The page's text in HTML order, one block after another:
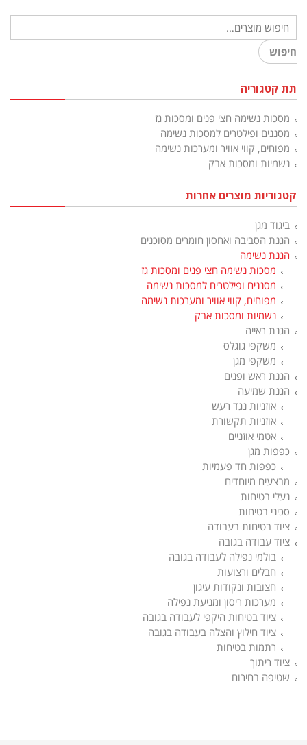
חיפוש
תת קטגוריה
מסכות נשימה חצי פנים ומסכות גז
מסננים ופילטרים למסכות נשימה
מפוחים, קווי אוויר ומערכות נשימה
נשמיות ומסכות אבק
קטגוריות מוצרים אחרות
ביגוד מגן
הגנת הסביבה ואחסון חומרים מסוכנים
הגנת נשימה
מסכות נשימה חצי פנים ומסכות גז
מסננים ופילטרים למסכות נשימה
מפוחים, קווי אוויר ומערכות נשימה
נשמיות ומסכות אבק
הגנת ראייה
משקפי גוגלס
משקפי מגן
הגנת ראש ופנים
הגנת שמיעה
אוזניות נגד רעש
אוזניות תקשורת
אטמי אוזניים
כפפות מגן
כפפות חד פעמיות
מבצעים מיוחדים
נעלי בטיחות
סכיני בטיחות
ציוד בטיחות בעבודה
ציוד עבודה בגובה
בולמי נפילה לעבודה בגובה
חבלים ורצועות
חצובות ונקודות עיגון
מערכות ריסון ומניעת נפילה
ציוד בטיחות היקפי לעבודה בגובה
ציוד חילוץ והצלה בעבודה בגובה
רתמות בטיחות
ציוד ריתוך
שטיפה בחירום